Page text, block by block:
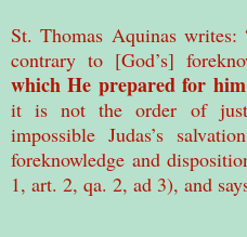
St. Thomas Aquinas
contrary to [God’s]
which He prepared for
it is not the order of
impossible Judas’s
foreknowledge and
1, art. 2, qa. 2, ad 3), and